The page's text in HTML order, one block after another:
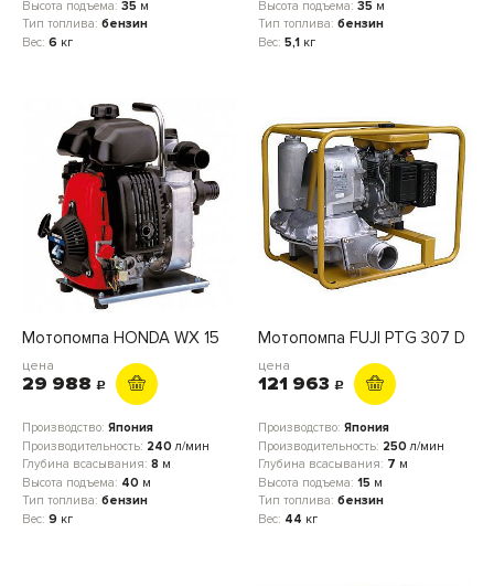
Высота подъема: 35 м
Тип топлива: бензин
Вес: 6 кг
Высота подъема: 35 м
Тип топлива: бензин
Вес: 5,1 кг
Мотопомпа HONDA WX 15
цена
29 988 c
Производство: Япония
Производительность: 240 л/мин
Глубина всасывания: 8 м
Высота подъема: 40 м
Тип топлива: бензин
Вес: 9 кг
Мотопомпа FUJI PTG 307 D
цена
121 963 c
Производство: Япония
Производительность: 250 л/мин
Глубина всасывания: 7 м
Высота подъема: 15 м
Тип топлива: бензин
Вес: 44 кг